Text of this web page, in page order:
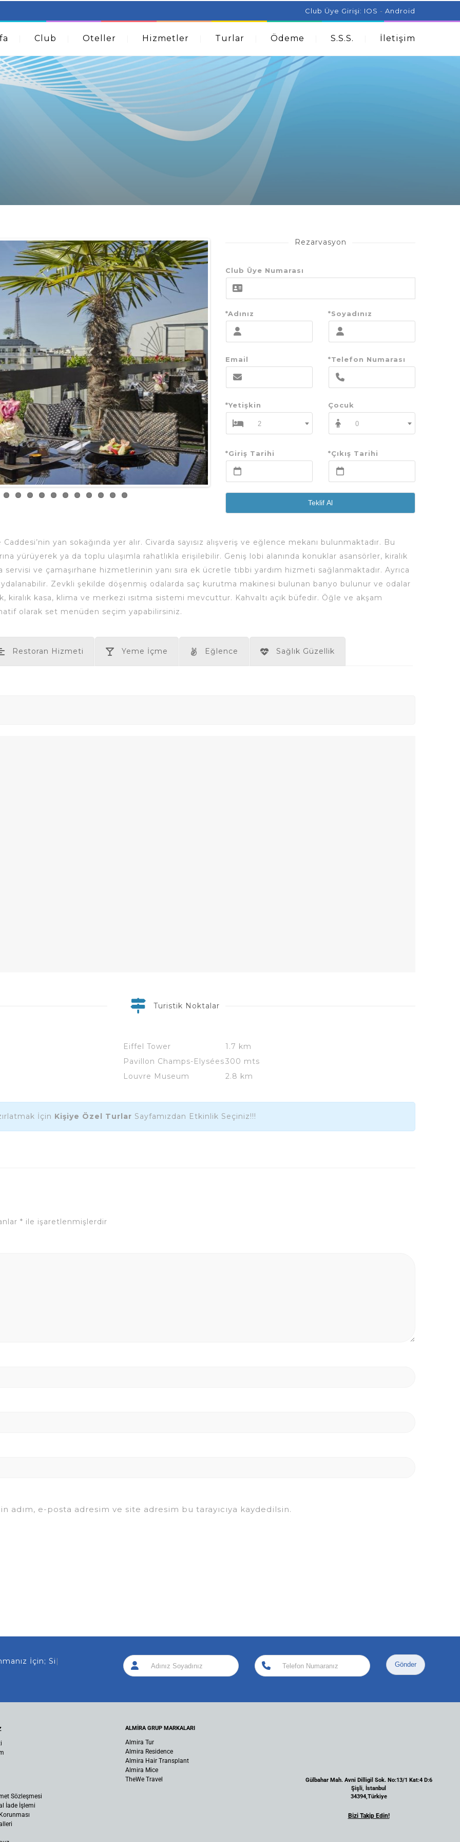
How A Dermatologist Can Help With Acne Problems Aromatherapy And
Club Üye Girişi: IOS - Android
Club Oteller Hizmetler Turlar Ödeme S.S.S. İletişim
Rezarvasyon
Club Üye Numarası
*Adınız *Soyadınız
Email *Telefon Numarası
*Yetişkin
2
Çocuk
0
*Giriş Tarihi *Çıkış Tarihi
Teklif Al
yan sokağında yer alır. Civarda sayısız alışveriş ve eğlence mekanı bulunmaktadır. Bu
yürüyerek ya da toplu ulaşımla rahatlıkla erişilebilir. Geniş lobi alanında konuklar asansörler, kiralık
ve çamaşırhane hizmetlerinin yanı sıra ek ücretle tıbbi yardım hizmeti sağlanmaktadır. Ayrıca
Zevkli şekilde döşenmiş odalarda saç kurutma makinesi bulunan banyo bulunur ve odalar
kiralık kasa, klima ve merkezi ısıtma sistemi mevcuttur. Kahvaltı açık büfedir. Öğle ve akşam
olarak set menüden seçim yapabilirsiniz.
Restoran Hizmeti Yeme İçme Eğlence Sağlık Güzellik
Turistik Noktalar
Eiffel Tower
1.7 km
Pavillon Champs-Elysées300 mts
Louvre Museum
2.8 km
İçin Kişiye Özel Turlar Sayfamızdan Etkinlik Seçiniz!!!
* ile işaretlenmişlerdir
adım, e-posta adresim ve site adresim bu tarayıcıya kaydedilsin.
İçin; Sizi Arayalım! Gönder
Sözleşmesi
İade İşlemi
ALMİRA GRUP MARKALARI
Almira Tur
Almira Residence
Almira Hair Transplant
Almira Mice
TheWe Travel
Gülbahar Mah. Avni Dilligil Sok. No:13/1 Kat:4 D:6
Şişli, İstanbul
34394,Türkiye
Bizi Takip Edin!